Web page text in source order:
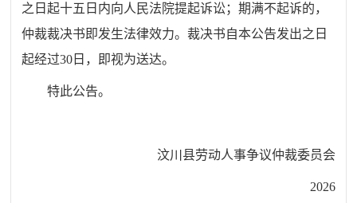
之日起十五日内向人民法院提起诉讼；期满不起诉的，
仲裁裁决书即发生法律效力。裁决书自本公告发出之日
起经过30日，即视为送达。
特此公告。
汶川县劳动人事争议仲裁委员会
2026